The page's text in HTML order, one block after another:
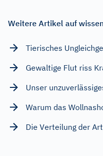
Weitere Artikel auf
Tierisches
Gewaltige Flut riss
Unser
Warum das
Die Verteilung der